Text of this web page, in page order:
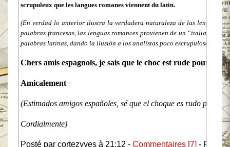
scrupuleux que les langues romanes viennent du latin.
(En verdad lo anterior ilustra la verdadera naturaleza de las lenguas
palabras francesas, las lenguas romances provienen de un “italiano
palabras latinas, dando la ilusión a los analistas poco escrupulosos que
Chers amis espagnols, je sais que le choc est rude pour
Amicalement
(Estimados amigos españoles, sé que el choque es rudo para
Cordialmente)
Posté par cortezyves à 21:12 - Commentaires [7] -